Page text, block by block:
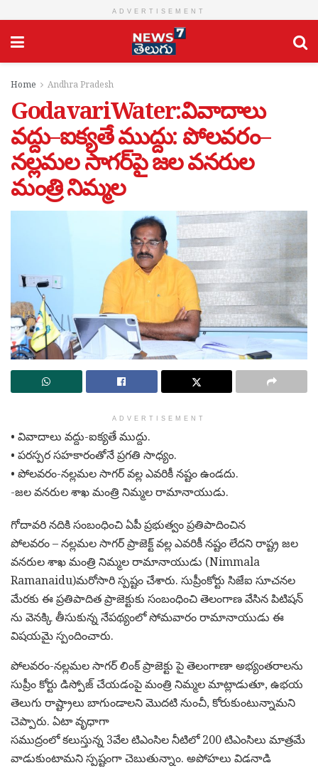
ADVERTISEMENT
Home Andhra Pradesh
GodavariWater:వివాదాలు
వద్దు–ఐక్యతే ముద్దు: పోలవరం–
నల్లమల సాగర్‌పై జల వనరుల
మంత్రి నిమ్మల
ADVERTISEMENT
• వివాదాలు వద్దు-ఐక్యతే ముద్దు.
• పరస్పర సహకారంతోనే ప్రగతి సాధ్యం.
• పోలవరం-నల్లమల సాగర్ వల్ల ఎవరికీ నష్టం ఉండదు.
-జల వనరుల శాఖ మంత్రి నిమ్మల రామానాయుడు.
గోదావరి నదికి సంబంధించి ఏపీ ప్రభుత్వం ప్రతిపాదించిన
పోలవరం – నల్లమల సాగర్ ప్రాజెక్ట్ వల్ల ఎవరికీ నష్టం లేదని రాష్ట్ర జల
వనరుల శాఖ మంత్రి నిమ్మల రామానాయుడు (Nimmala
Ramanaidu)మరోసారి స్పష్టం చేశారు. సుప్రీంకోర్టు సిజేఐ సూచనల
మేరకు ఈ ప్రతిపాదిత ప్రాజెక్టుకు సంబంధించి తెలంగాణ వేసిన పిటిషన్
ను వెనక్కి తీసుకున్న నేపథ్యంలో సోమవారం రామానాయుడు ఈ
విషయమై స్పందించారు.
పోలవరం-నల్లమల సాగర్ లింక్ ప్రాజెక్టు పై తెలంగాణా అభ్యంతరాలను
సుప్రీం కోర్టు డిస్పోజ్ చేయడంపై మంత్రి నిమ్మల మాట్లాడుతూ, ఉభయ
తెలుగు రాష్ట్రాలు బాగుండాలని మొదటి నుంచీ, కోరుకుంటున్నామని
చెప్పారు. ఏటా వృధాగా
సముద్రంలో కలుస్తున్న 3వేల టిఎంసిల నీటిలో 200 టిఎంసిలు మాత్రమే
వాడుకుంటామని స్పష్టంగా చెబుతున్నాం. అపోహలు విడనాడి